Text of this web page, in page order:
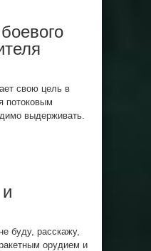
свою цель в
потоковым
выдерживать.
буду, расскажу,
орудием и